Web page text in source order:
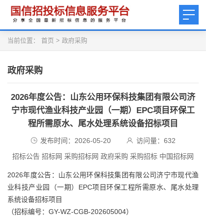
当前位置： 首页 > 政府采购
政府采购
2026年度公告：山东公用环保科技集团有限公司济
宁市现代渔业科技产业园（一期）EPC项目环保工
程所需原水、尾水处理系统设备招标项目
发布时间：2026-05-20 访问量： 632
招标公告 招标网 采购招标网 政府采购 采购招标 中国招标网
2026年度公告：山东公用环保科技集团有限公司济宁市现代渔
业科技产业园（一期）EPC项目环保工程所需原水、尾水处理
系统设备招标项目
（招标编号：GY-WZ-CGB-202605004）